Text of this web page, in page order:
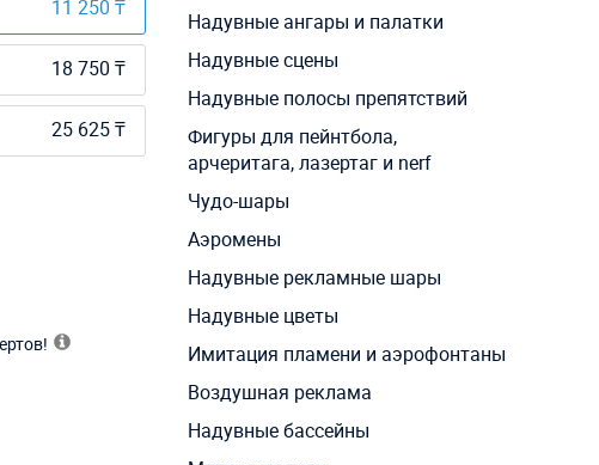
11 250 ₸
18 750 ₸
25 625 ₸
Надувные ангары и палатки
Надувные сцены
Надувные полосы препятствий
Фигуры для пейнтбола,
арчеритага, лазертаг и nerf
Чудо-шары
Аэромены
Надувные рекламные шары
Надувные цветы
Имитация пламени и аэрофонтаны
Воздушная реклама
Надувные бассейны